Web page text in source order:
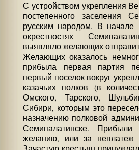
С устройством укрепления
постепенного заселения
русским народом. В начале
окрестностях
выявляло желающих
Желающих оказалось
прибыла первая партия
первый поселок вокруг
казачьих полков (в
Омского, Тарского,
Сибири, которым это
назначению полковой
Семипалатинске.
желанию, или за неплатеж